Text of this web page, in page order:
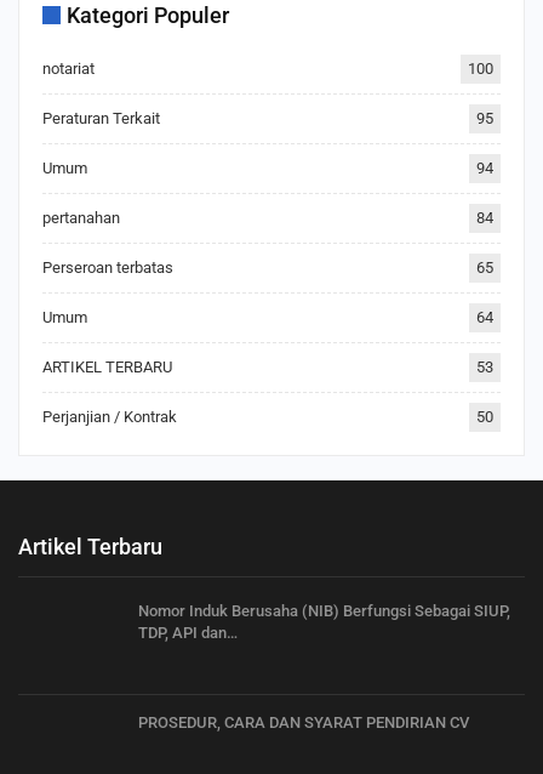
Kategori Populer
notariat 100
Peraturan Terkait 95
Umum 94
pertanahan 84
Perseroan terbatas 65
Umum 64
ARTIKEL TERBARU 53
Perjanjian / Kontrak 50
Artikel Terbaru
Nomor Induk Berusaha (NIB) Berfungsi Sebagai SIUP,
TDP, API dan…
PROSEDUR, CARA DAN SYARAT PENDIRIAN CV